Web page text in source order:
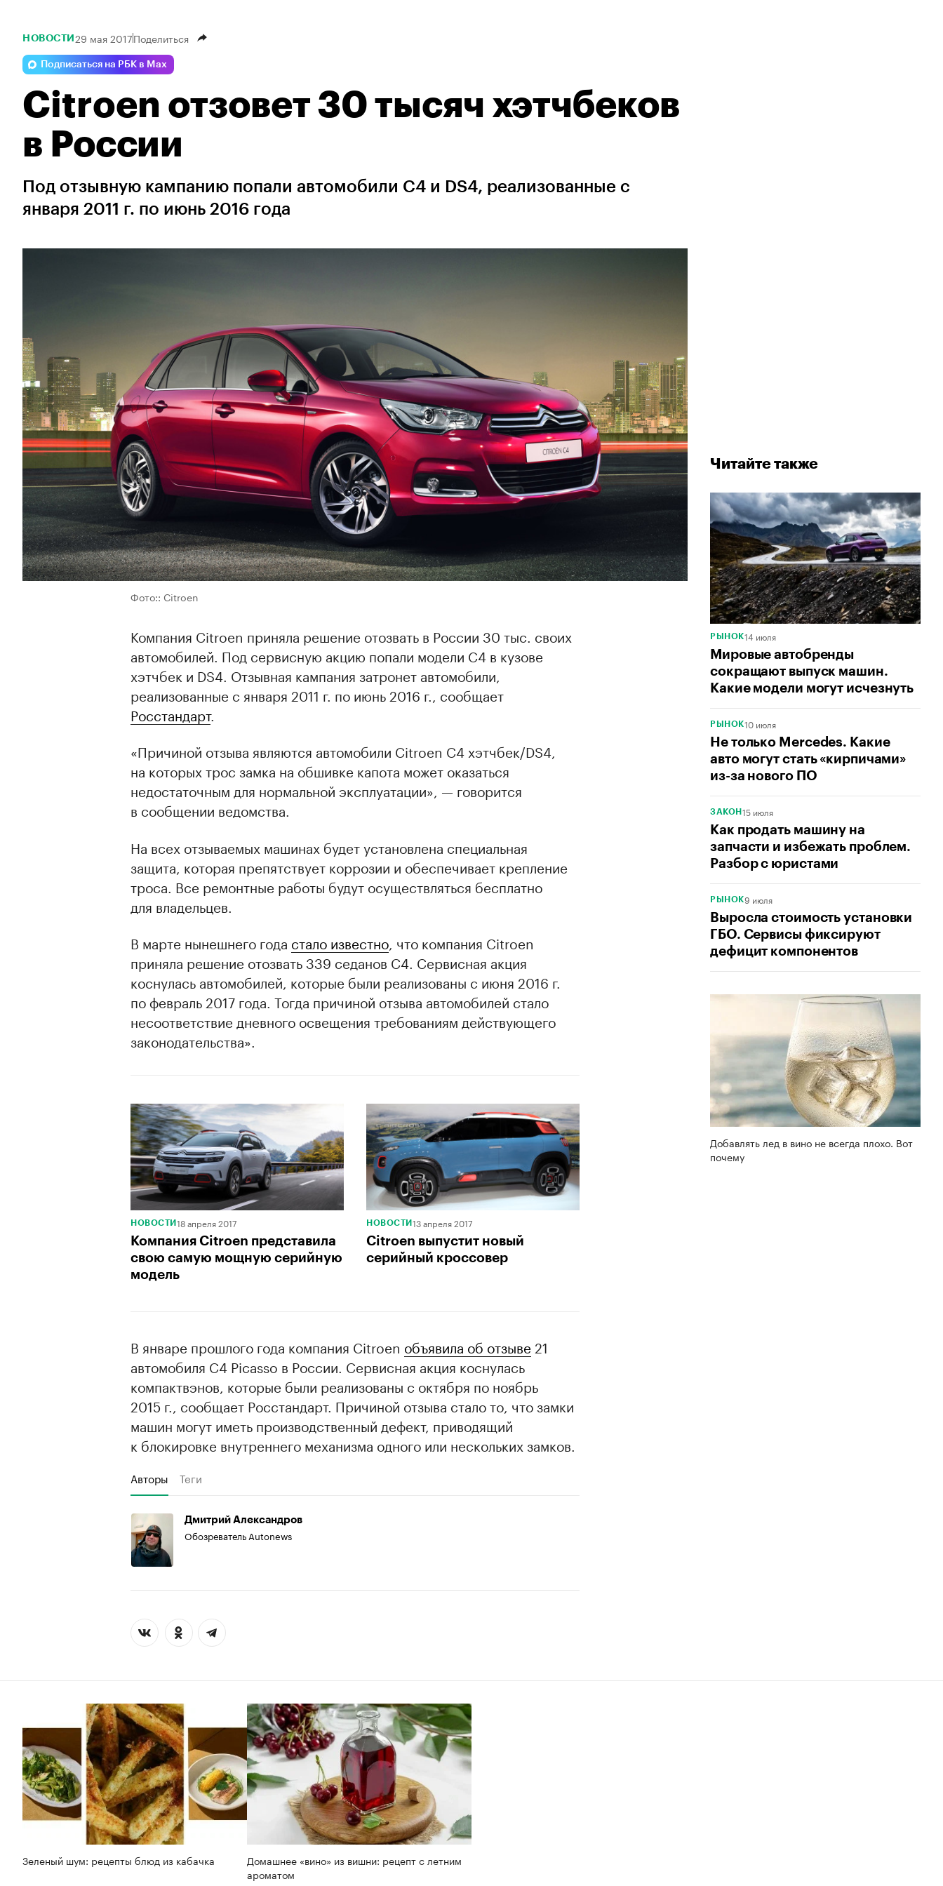
Читайте также
РЫНОК14 июля
Мировые автобренды
сокращают выпуск машин.
Какие модели могут исчезнуть
РЫНОК10 июля
Не только Mercedes. Какие
авто могут стать «кирпичами»
из-за нового ПО
ЗАКОН 15 июля
Как продать машину на
запчасти и избежать проблем.
Разбор с юристами
РЫНОК9 июля
Выросла стоимость установки
ГБО. Сервисы фиксируют
дефицит компонентов
Добавлять лед в вино не всегда плохо. Вот
почему
НОВОСТИ 29 мая 2017Поделиться
Подписаться на РБК в Max
Citroen отзовет 30 тысяч хэтчбеков
в России
Под отзывную кампанию попали автомобили C4 и DS4, реализованные с
января 2011 г. по июнь 2016 года
Фото:: Citroen
Компания Citroen приняла решение отозвать в России 30 тыс. своих
автомобилей. Под сервисную акцию попали модели C4 в кузове
хэтчбек и DS4. Отзывная кампания затронет автомобили,
реализованные с января 2011 г. по июнь 2016 г., сообщает
Росстандарт.
«Причиной отзыва являются автомобили Citroen C4 хэтчбек/DS4,
на которых трос замка на обшивке капота может оказаться
недостаточным для нормальной эксплуатации», — говорится
в сообщении ведомства.
На всех отзываемых машинах будет установлена специальная
защита, которая препятствует коррозии и обеспечивает крепление
троса. Все ремонтные работы будут осуществляться бесплатно
для владельцев.
В марте нынешнего года стало известно, что компания Citroen
приняла решение отозвать 339 седанов C4. Сервисная акция
коснулась автомобилей, которые были реализованы с июня 2016 г.
по февраль 2017 года. Тогда причиной отзыва автомобилей стало
несоответствие дневного освещения требованиям действующего
законодательства».
НОВОСТИ 18 апреля 2017
Компания Citroen представила
свою самую мощную серийную
модель
НОВОСТИ 13 апреля 2017
Citroen выпустит новый
серийный кроссовер
В январе прошлого года компания Citroen объявила об отзыве 21
автомобиля C4 Picasso в России. Сервисная акция коснулась
компактвэнов, которые были реализованы с октября по ноябрь
2015 г., сообщает Росстандарт. Причиной отзыва стало то, что замки
машин могут иметь производственный дефект, приводящий
к блокировке внутреннего механизма одного или нескольких замков.
Авторы Теги
Дмитрий Александров
Обозреватель Autonews
Зеленый шум: рецепты блюд из кабачка
Домашнее «вино» из вишни: рецепт с летним
ароматом